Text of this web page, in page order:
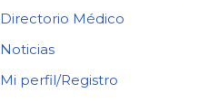
Directorio Médico
Noticias
Mi perfil/Registro